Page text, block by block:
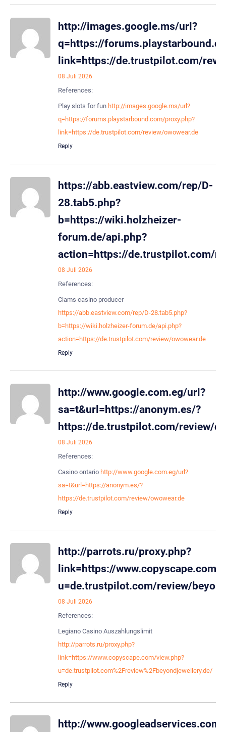
http://images.google.ms/url?
q=https://
link=https://de.trustpilot.com/
08 Juli 2026
References:
Play slots for fun http://images.google.ms/url?
q=https://forums.playstarbound.com/proxy.php?
link=https://de.trustpilot.com/review/owowear.de
Reply
https://abb.eastview.com/rep/D-
28.tab5.php?
b=https://wiki.holzheizer-
forum.de/api.php?
action=https://de.trustpilot.com/
08 Juli 2026
References:
Clams casino producer
https://abb.eastview.com/rep/D-28.tab5.php?
b=https://wiki.holzheizer-forum.de/api.php?
action=https://de.trustpilot.com/review/owowear.de
Reply
http://www.google.com.eg/url?
sa=t&url=https://anonym.es/?
https://de.trustpilot.com/review/
08 Juli 2026
References:
Casino ontario http://www.google.com.eg/url?
sa=t&url=https://anonym.es/?
https://de.trustpilot.com/review/owowear.de
Reply
http://parrots.ru/proxy.php?
link=https://www.copyscape.com/
u=de.trustpilot.com/review/
08 Juli 2026
References:
Legiano Casino Auszahlungslimit
http://parrots.ru/proxy.php?
link=https://www.copyscape.com/view.php?
u=de.trustpilot.com%2Freview%2Fbeyondjewellery.de/
Reply
http://